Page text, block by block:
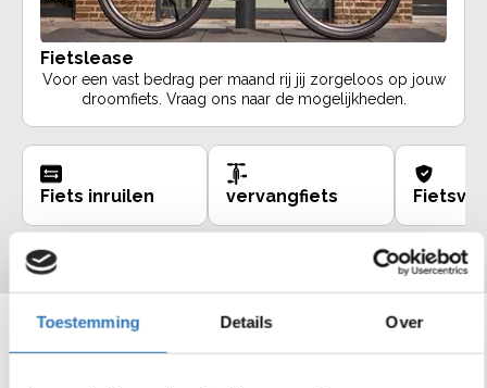
Toestemming Details Over
Fietslease
Voor een vast bedrag per maand rij jij zorgeloos op jouw
droomfiets. Vraag ons naar de mogelijkheden.
Fiets inruilen vervangfiets
Bekijk ons assortiment